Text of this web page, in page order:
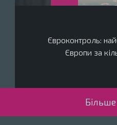
Євроконтроль:
Європи за